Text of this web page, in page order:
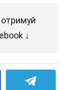
отримуй
↓